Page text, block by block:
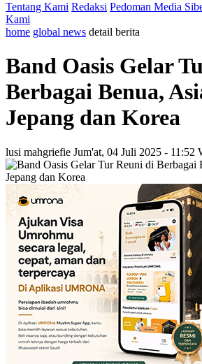
Tentang Kami Redaksi Pedoman Media
Kami
home global news detail berita
Band Oasis Gelar
Berbagai Benua,
Jepang dan Korea
lusi mahgriefie Jum'at, 04 Juli 2025 - 11:52